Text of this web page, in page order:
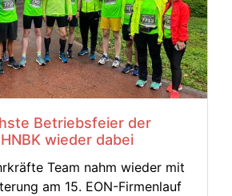
Betriebsfeier der
wieder dabei
Team nahm wieder mit
am 15. EON-Firmenlauf